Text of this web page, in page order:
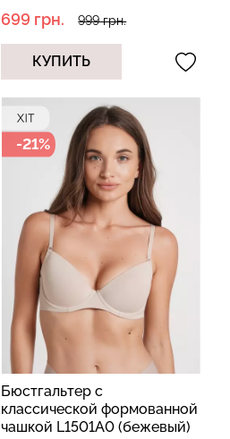
699 грн. 999 грн.
КУПИТЬ
-21%
Бюстгальтер с
классической формованной
чашкой L1501A0 (бежевый)